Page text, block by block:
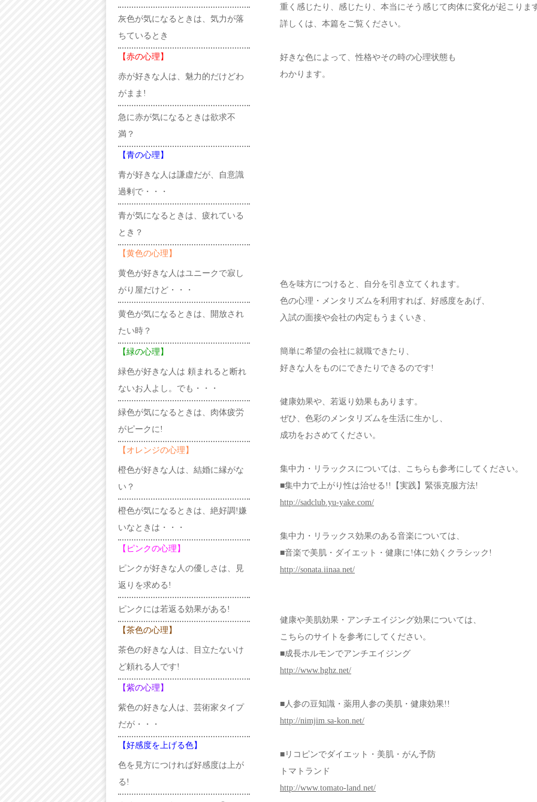
重く感じたり、感じたり、本当にそう感じて肉体に変化が起こりま
詳しくは、本篇をご覧ください。
好きな色によって、性格やその時の心理状態も
わかります。
色を味方につけると、自分を引き立てくれます。
色の心理・メンタリズムを利用すれば、好感度をあげ、
入試の面接や会社の内定もうまくいき、
簡単に希望の会社に就職できたり、
好きな人をものにできたりできるのです!
健康効果や、若返り効果もあります。
ぜひ、色彩のメンタリズムを生活に生かし、
成功をおさめてください。
集中力・リラックスについては、こちらも参考にしてください。
■集中力で上がり性は治せる!!【実践】緊張克服方法!
http://sadclub.yu-yake.com/
集中力・リラックス効果のある音楽については、
■音楽で美肌・ダイエット・健康に!体に効くクラシック!
http://sonata.iinaa.net/
健康や美肌効果・アンチエイジング効果については、
こちらのサイトを参考にしてください。
■成長ホルモンでアンチエイジング
http://www.hghz.net/
■人参の豆知識・薬用人参の美肌・健康効果!!
http://nimjim.sa-kon.net/
■リコピンでダイエット・美肌・がん予防
トマトランド
http://www.tomato-land.net/
灰色が気になるときは、気力が落
ちているとき
【赤の心理】
赤が好きな人は、魅力的だけどわ
がまま!
急に赤が気になるときは欲求不
満？
【青の心理】
青が好きな人は謙虚だが、自意識
過剰で・・・
青が気になるときは、疲れている
とき？
【黄色の心理】
黄色が好きな人はユニークで寂し
がり屋だけど・・・
黄色が気になるときは、開放され
たい時？
【緑の心理】
緑色が好きな人は 頼まれると断れ
ないお人よし。でも・・・
緑色が気になるときは、肉体疲労
がピークに!
【オレンジの心理】
橙色が好きな人は、結婚に縁がな
い？
橙色が気になるときは、絶好調!嫌
いなときは・・・
【ピンクの心理】
ピンクが好きな人の優しさは、見
返りを求める!
ピンクには若返る効果がある!
【茶色の心理】
茶色の好きな人は、目立たないけ
ど頼れる人です!
【紫の心理】
紫色の好きな人は、芸術家タイプ
だが・・・
【好感度を上げる色】
色を見方につければ好感度は上が
る!